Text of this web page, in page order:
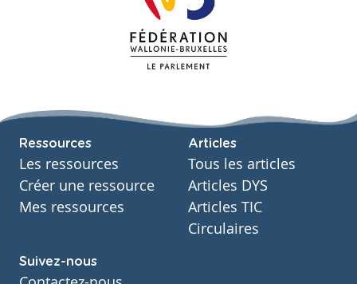
Ressources
Les ressources
Créer une ressource
Mes ressources
Articles
Tous les articles
Articles DYS
Articles TIC
Circulaires
Suivez-nous